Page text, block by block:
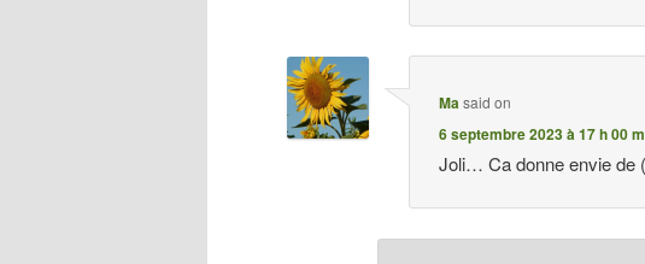
Masaid on
6 septembre 2023 à 17 h 00
Joli… Ca donne envie de